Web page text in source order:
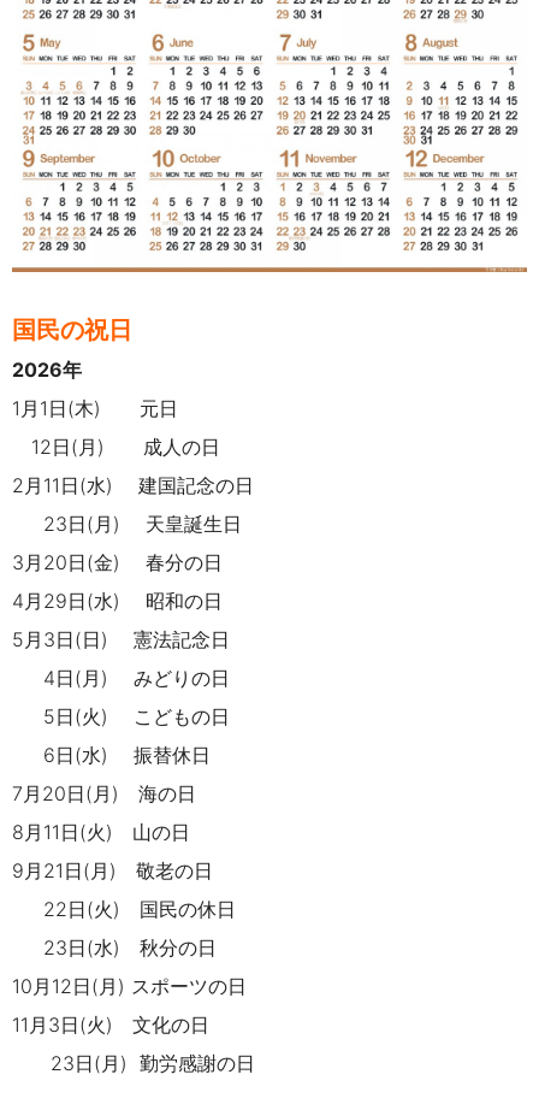
国民の祝日
2026年
1月1日(木) 元日
12日(月) 成人の日
2月11日(水) 建国記念の日
23日(月) 天皇誕生日
3月20日(金) 春分の日
4月29日(水) 昭和の日
5月3日(日) 憲法記念日
4日(月) みどりの日
5日(火) こどもの日
6日(水) 振替休日
7月20日(月) 海の日
8月11日(火) 山の日
9月21日(月) 敬老の日
22日(火) 国民の休日
23日(水) 秋分の日
10月12日(月) スポーツの日
11月3日(火) 文化の日
23日(月) 勤労感謝の日